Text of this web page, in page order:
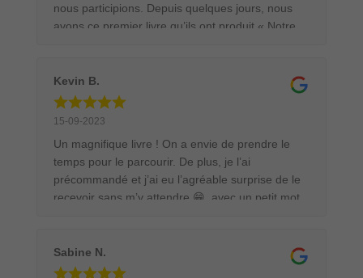
nous participions. Depuis quelques jours, nous
avons ce premier livre qu’ils ont produit « Notre
de très belles photos. Si vous êtes un peu
curieux laissez vous tenter par cet ouvrage.
Kevin B.
15-09-2023
Un magnifique livre ! On a envie de prendre le
temps pour le parcourir. De plus, je l’ai
précommandé et j’ai eu l’agréable surprise de le
recevoir sans m’y attendre 😁, avec un petit mot
créateurs. Je recommande ce livre pour tous les
passionnés de nature et de photographie
Sabine N.